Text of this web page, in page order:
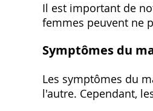
Il est important de
femmes peuvent ne
Symptômes du
Les symptômes du
l'autre. Cependant,